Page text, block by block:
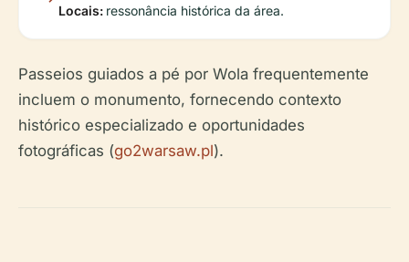
Locais: ressonância histórica da área.
Passeios guiados a pé por Wola frequentemente
incluem o monumento, fornecendo contexto
histórico especializado e oportunidades
fotográficas (go2warsaw.pl).